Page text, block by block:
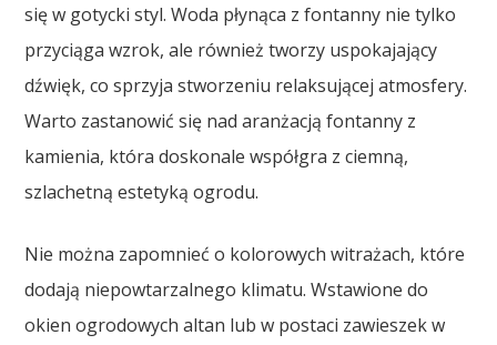
się w gotycki styl. Woda płynąca z fontanny nie tylko
przyciąga wzrok, ale również tworzy uspokajający
dźwięk, co sprzyja stworzeniu relaksującej atmosfery.
Warto zastanowić się nad aranżacją fontanny z
kamienia, która doskonale współgra z ciemną,
szlachetną estetyką ogrodu.
Nie można zapomnieć o kolorowych witrażach, które
dodają niepowtarzalnego klimatu. Wstawione do
okien ogrodowych altan lub w postaci zawieszek w